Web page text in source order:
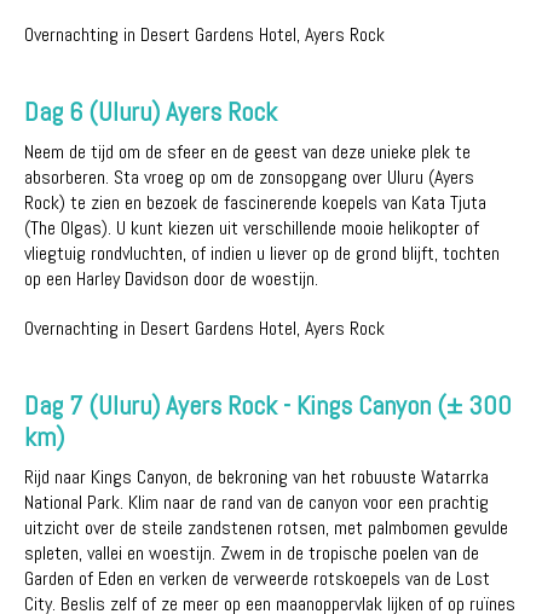
Overnachting in Desert Gardens Hotel, Ayers Rock
Dag 6 (Uluru) Ayers Rock
Neem de tijd om de sfeer en de geest van deze unieke plek te
absorberen. Sta vroeg op om de zonsopgang over Uluru (Ayers
Rock) te zien en bezoek de fascinerende koepels van Kata Tjuta
(The Olgas). U kunt kiezen uit verschillende mooie helikopter of
vliegtuig rondvluchten, of indien u liever op de grond blijft, tochten
op een Harley Davidson door de woestijn.
Overnachting in Desert Gardens Hotel, Ayers Rock
Dag 7 (Uluru) Ayers Rock - Kings Canyon (± 300
km)
Rijd naar Kings Canyon, de bekroning van het robuuste Watarrka
National Park. Klim naar de rand van de canyon voor een prachtig
uitzicht over de steile zandstenen rotsen, met palmbomen gevulde
spleten, vallei en woestijn. Zwem in de tropische poelen van de
Garden of Eden en verken de verweerde rotskoepels van de Lost
City. Beslis zelf of ze meer op een maanoppervlak lijken of op ruïnes